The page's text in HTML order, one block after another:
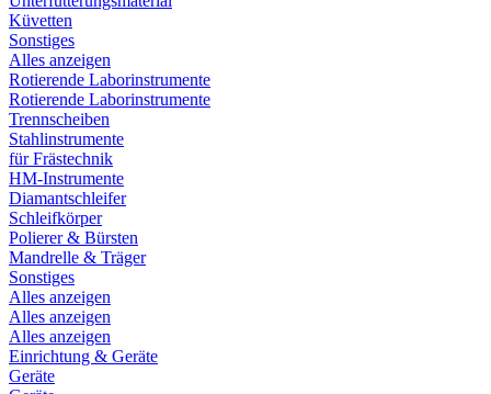
Küvetten
Sonstiges
Alles anzeigen
Rotierende Laborinstrumente
Rotierende Laborinstrumente
Trennscheiben
Stahlinstrumente
für Frästechnik
HM-Instrumente
Diamantschleifer
Schleifkörper
Polierer & Bürsten
Mandrelle & Träger
Sonstiges
Alles anzeigen
Alles anzeigen
Alles anzeigen
Einrichtung & Geräte
Geräte